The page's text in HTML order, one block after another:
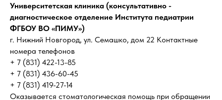
Университетская клиника (консультативно -
диагностическое отделение Института педиатрии
ФГБОУ ВО «ПИМУ»)
г. Нижний Новгород, ул. Семашко, дом 22 Контактные
номера телефонов
+ 7 (831) 422-13-85
+ 7 (831) 436-60-45
+ 7 (831) 419-27-14
Оказывается стоматологическая помощь при обращении